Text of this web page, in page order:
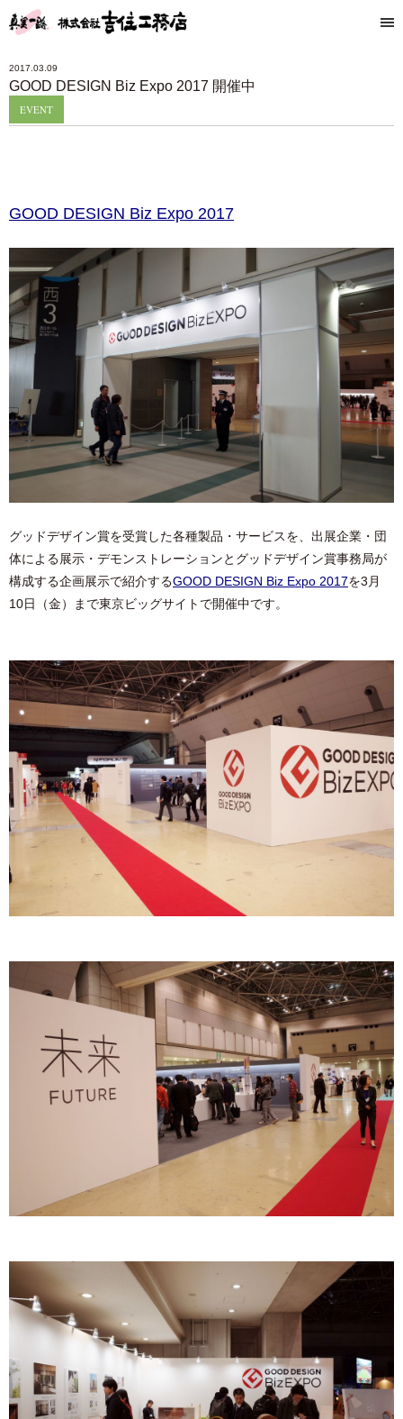
2017.03.09
GOOD DESIGN Biz Expo 2017 開催中
EVENT
GOOD DESIGN Biz Expo 2017
グッドデザイン賞を受賞した各種製品・サービスを、出展企業・団
体による展示・デモンストレーションとグッドデザイン賞事務局が
構成する企画展示で紹介するGOOD DESIGN Biz Expo 2017を3月
10日（金）まで東京ビッグサイトで開催中です。